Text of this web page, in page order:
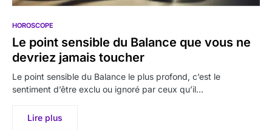
HOROSCOPE
Le point sensible du Balance que vous ne
devriez jamais toucher
Le point sensible du Balance le plus profond, c’est le
sentiment d’être exclu ou ignoré par ceux qu’il…
Lire plus